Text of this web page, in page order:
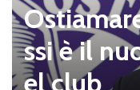
ssi è il
el club